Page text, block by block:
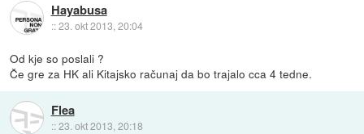
Hayabusa
::23. okt 2013, 20:04
Od kje so poslali ?
Če gre za HK ali Kitajsko računaj da bo trajalo cca 4 tedne.
Flea
::23. okt 2013, 20:18